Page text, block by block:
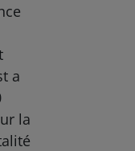
a
la